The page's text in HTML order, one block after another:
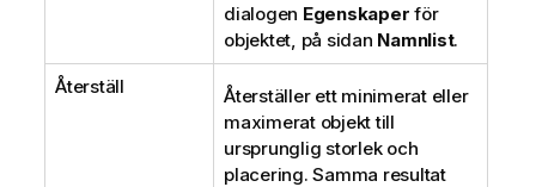
dialogen Egenskaper för
objektet, på sidan Namnlist.
Återställ
Återställer ett minimerat eller
maximerat objekt till
ursprunglig storlek och
placering. Samma resultat